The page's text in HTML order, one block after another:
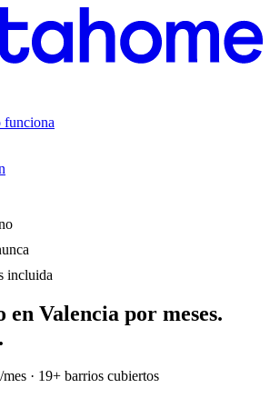
funciona
incluida
Valencia por meses.
· 19+ barrios cubiertos